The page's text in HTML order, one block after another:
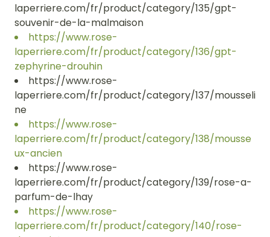
laperriere.com/fr/product/category/135/gpt-
souvenir-de-la-malmaison
https://www.rose-
laperriere.com/fr/product/category/136/gpt-
zephyrine-drouhin
https://www.rose-
laperriere.com/fr/product/category/137/mousseli
ne
https://www.rose-
laperriere.com/fr/product/category/138/mousse
ux-ancien
https://www.rose-
laperriere.com/fr/product/category/139/rose-a-
parfum-de-lhay
https://www.rose-
laperriere.com/fr/product/category/140/rose-